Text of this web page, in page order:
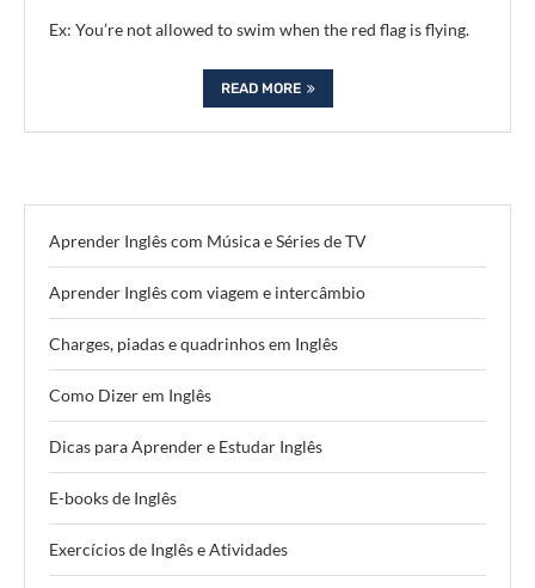
Ex: You’re not allowed to swim when the red flag is flying.
READ MORE
Aprender Inglês com Música e Séries de TV
Aprender Inglês com viagem e intercâmbio
Charges, piadas e quadrinhos em Inglês
Como Dizer em Inglês
Dicas para Aprender e Estudar Inglês
E-books de Inglês
Exercícios de Inglês e Atividades